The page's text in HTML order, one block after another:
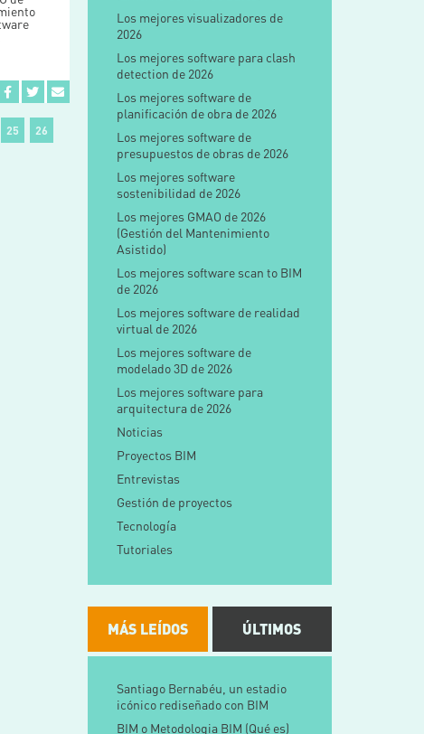
25 26
Los mejores visualizadores de
2026
Los mejores software para clash
detection de 2026
Los mejores software de
planificación de obra de 2026
Los mejores software de
presupuestos de obras de 2026
Los mejores software
sostenibilidad de 2026
Los mejores GMAO de 2026
(Gestión del Mantenimiento
Asistido)
Los mejores software scan to BIM
de 2026
Los mejores software de realidad
virtual de 2026
Los mejores software de
modelado 3D de 2026
Los mejores software para
arquitectura de 2026
Noticias
Proyectos BIM
Entrevistas
Gestión de proyectos
Tecnología
Tutoriales
MÁS LEÍDOS ÚLTIMOS
Santiago Bernabéu , un estadio
icónico rediseñado con BIM
BIM o Metodologia BIM (Qué es)